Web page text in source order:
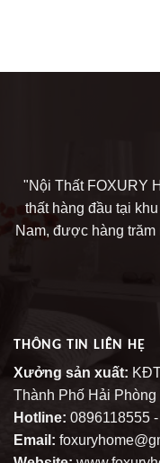
"Nội Thất FOXURY
thất hàng đầu tại
Nam, được hàng
THÔNG TIN LIÊN HỆ
Xưởng sản xuất:
Thành Phố Hải
Hotline: 0896118555
Email: